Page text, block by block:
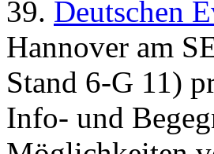
39. Deutschen
Hannover am
Stand 6-G 11)
Info- und